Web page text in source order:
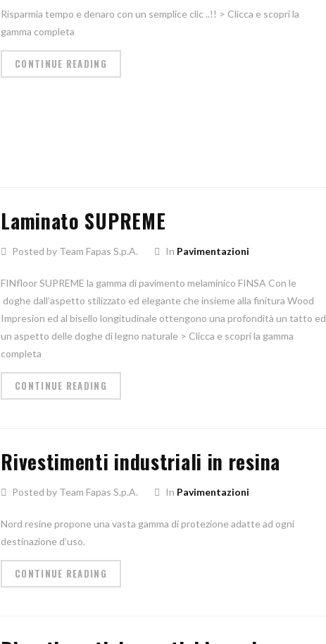
Risparmia tempo e denaro con un semplice clic ..!! > Clicca e scopri la
gamma completa
CONTINUE READING
Laminato SUPREME
Posted by Team Fapas S.p.A. In Pavimentazioni
FINfloor SUPREME la gamma di pavimento melaminico FINSA Con le
doghe dall’aspetto stilizzato ed elegante che insieme alla finitura Wood
Impresion ed al bisello longitudinale ottengono una profondità un tatto ed
un aspetto delle doghe di legno naturale > Clicca e scopri la gamma
completa
CONTINUE READING
Rivestimenti industriali in resina
Posted by Team Fapas S.p.A. In Pavimentazioni
Nord resine propone una vasta gamma di protezione adatte ad ogni
destinazione d’uso.
CONTINUE READING